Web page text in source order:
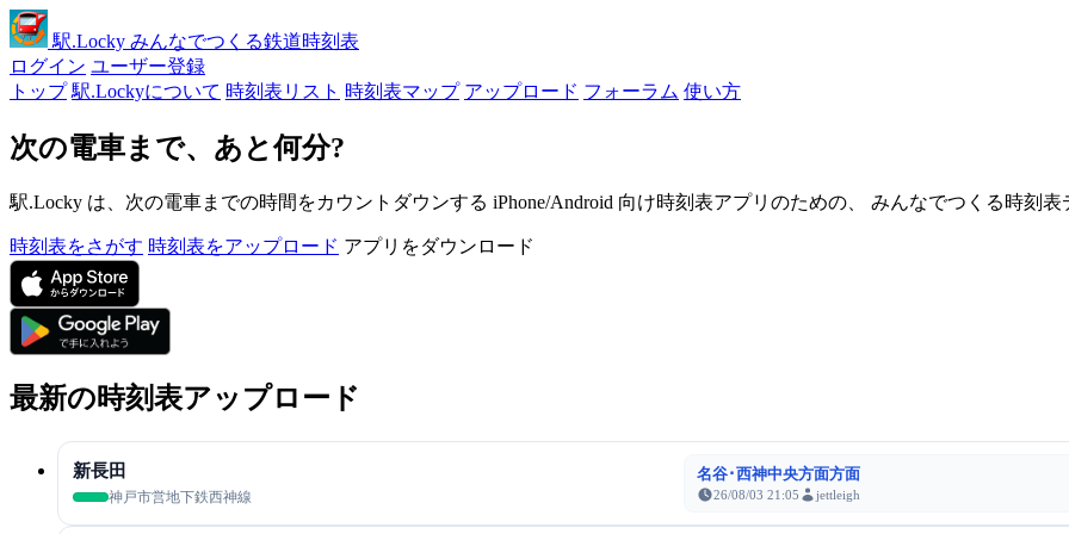
駅.Locky みんなでつくる鉄道時刻表
ログイン ユーザー登録
トップ 駅.Lockyについて 時刻表リスト 時刻表マップ アップロード フォーラム 使い方
次の電車まで、あと何分?
駅.Locky は、次の電車までの時間をカウントダウンする iPhone/Android 向け時刻表アプリのための、 みんなでつくる時刻表
時刻表をさがす 時刻表をアップロード アプリをダウンロード
最新の時刻表アップロード
新長田
神戸市営地下鉄西神線
名谷･西神中央方面方面
26/08/03 21:05 jettleigh